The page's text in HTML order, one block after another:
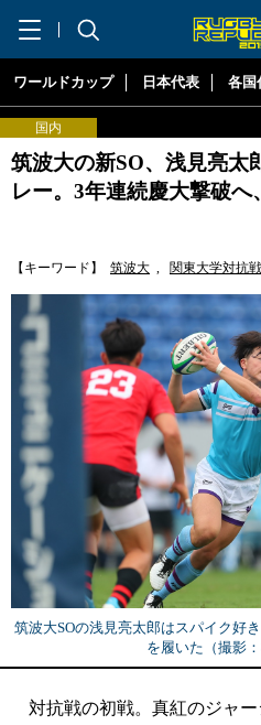
ワールドカップ 日本代表 各国
国内
筑波大の新SO、浅見亮太
レー。3年連続慶大撃破へ
【キーワード】 筑波大 , 関東大学対抗戦
筑波大SOの浅見亮太郎はスパイク好
を履いた（撮影
対抗戦の初戦。真紅のジャー